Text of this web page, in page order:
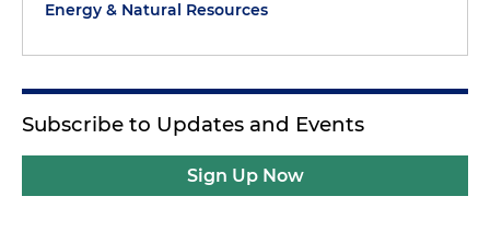
Energy & Natural Resources
Subscribe to Updates and Events
Sign Up Now